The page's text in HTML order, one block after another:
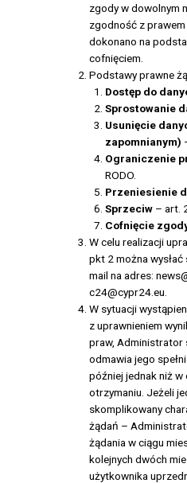
zgody w dowolnym
zgodność z
dokonano na
cofnięciem.
Podstawy prawne
Dostęp do
Sprostowanie
Usunięcie
zapomnianym)
Ograniczenie
RODO.
Przeniesienie
Sprzeciw – art.
Cofnięcie
W celu realizacji
pkt 2 można
mail na adres:
c24@cypr24.eu.
W sytuacji
z uprawnieniem
praw, Administrator
odmawia jego
później jednak niż w
otrzymaniu. Jeżeli
skomplikowany
żądań –
żądania w ciągu
kolejnych dwóch
użytkownika